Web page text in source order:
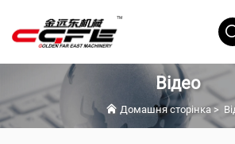
Відео
Домашня сторінка >